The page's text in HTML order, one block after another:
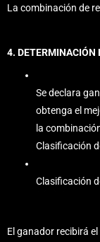
La combinación de
4. DETERMINACIÓN
Se declara
obtenga el
la
Clasificación
Clasificación
El ganador recibirá